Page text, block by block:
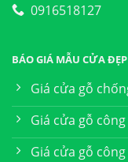
0916518127
BÁO GIÁ MẪU CỬA ĐẸP
Giá cửa gỗ
Giá cửa gỗ
Giá cửa gỗ